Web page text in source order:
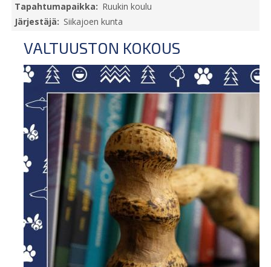
Tapahtumapaikka
Ruukin koulu
Järjestäjä
Siikajoen kunta
VALTUUSTON KOKOUS